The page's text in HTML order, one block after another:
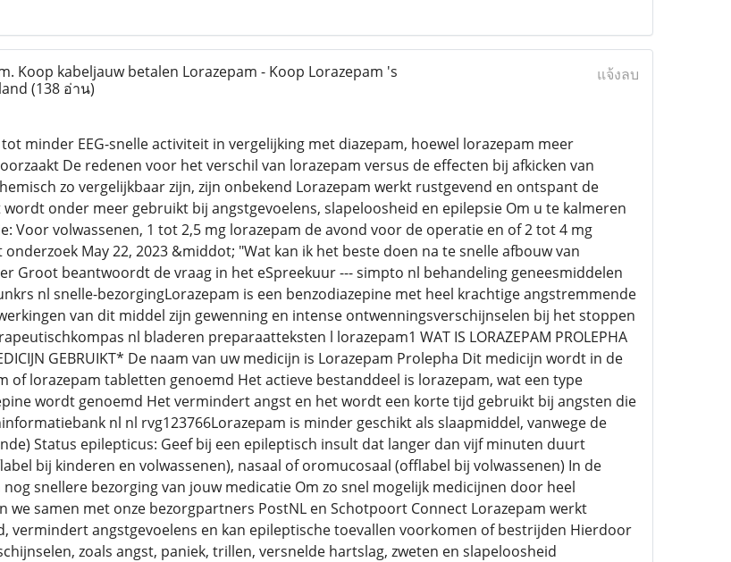
Koop kabeljauw betalen Lorazepam - Koop Lorazepam 's
(138 อ่าน)
แจ้งลบ
minder EEG-snelle activiteit in vergelijking met diazepam, hoewel lorazepam meer
De redenen voor het verschil van lorazepam versus de effecten bij afkicken van
zo vergelijkbaar zijn, zijn onbekend Lorazepam werkt rustgevend en ontspant de
onder meer gebruikt bij angstgevoelens, slapeloosheid en epilepsie Om u te kalmeren
Voor volwassenen, 1 tot 2,5 mg lorazepam de avond voor de operatie en of 2 tot 4 mg
May 22, 2023 &middot; "Wat kan ik het beste doen na te snelle afbouw van
Groot beantwoordt de vraag in het eSpreekuur --- simpto nl behandeling geneesmiddelen
nl snelle-bezorgingLorazepam is een benzodiazepine met heel krachtige angstremmende
van dit middel zijn gewenning en intense ontwenningsverschijnselen bij het stoppen
nl bladeren preparaatteksten l lorazepam1 WAT IS LORAZEPAM PROLEPHA
GEBRUIKT* De naam van uw medicijn is Lorazepam Prolepha Dit medicijn wordt in de
of lorazepam tabletten genoemd Het actieve bestanddeel is lorazepam, wat een type
wordt genoemd Het vermindert angst en het wordt een korte tijd gebruikt bij angsten die
nl nl rvg123766Lorazepam is minder geschikt als slaapmiddel, vanwege de
Status epilepticus: Geef bij een epileptisch insult dat langer dan vijf minuten duurt
bij kinderen en volwassenen), nasaal of oromucosaal (offlabel bij volwassenen) In de
snellere bezorging van jouw medicatie Om zo snel mogelijk medicijnen door heel
we samen met onze bezorgpartners PostNL en Schotpoort Connect Lorazepam werkt
vermindert angstgevoelens en kan epileptische toevallen voorkomen of bestrijden Hierdoor
zoals angst, paniek, trillen, versnelde hartslag, zweten en slapeloosheid